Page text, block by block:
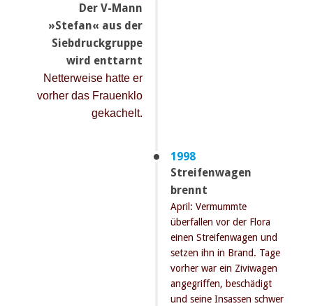
Der V-Mann
»Stefan« aus der
Siebdruckgruppe
wird enttarnt
Netterweise hatte er
vorher das Frauenklo
gekachelt.
1998
Streifenwagen
brennt
April: Vermummte
überfallen vor der Flora
einen Streifenwagen und
setzen ihn in Brand. Tage
vorher war ein Ziviwagen
angegriffen, beschädigt
und seine Insassen schwer